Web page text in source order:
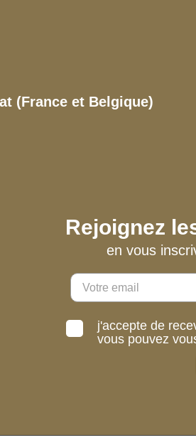
(France et Belgique)
Rejoignez
en vous
j'accepte de
vous pouvez